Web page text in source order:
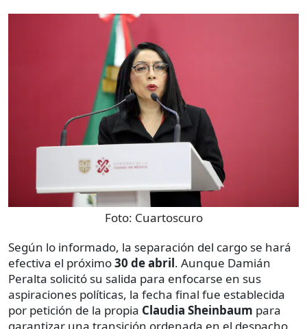
Foto: Cuartoscuro
Según lo informado, la separación del cargo se hará
efectiva el próximo30 de abril. Aunque Damián
Peralta solicitó su salida para enfocarse en sus
aspiraciones políticas, la fecha final fue establecida
por petición de la propia Claudia Sheinbaum para
garantizar una transición ordenada en el despacho